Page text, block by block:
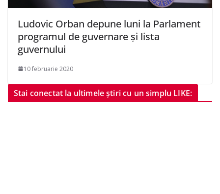
Ludovic Orban depune luni la Parlament
programul de guvernare şi lista
guvernului
10 februarie 2020
Stai conectat la ultimele știri cu un simplu LIKE: